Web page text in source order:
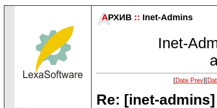
АРХИВ :: Inet-Admins
Inet-
[Date Prev][
Re: [inet-admins]